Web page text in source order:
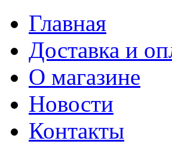
Главная
Доставка и
О магазине
Новости
Контакты